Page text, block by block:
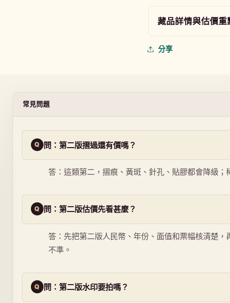
藏品詳情與估價重
分享
常見問題
問：第二版摺過還有價嗎？
答：這類第二，摺痕、黃斑、針孔、貼膠都會降級
問：第二版估價先看甚麼？
答：先把第二版人民幣、年份、面值和票幅核清楚
不準。
問：第二版水印要拍嗎？